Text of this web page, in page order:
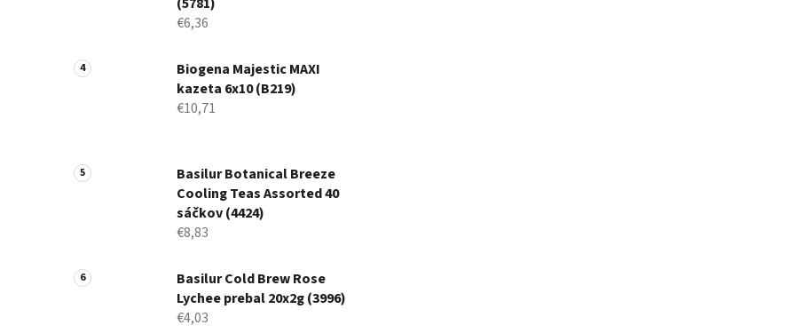
€6,36
Biogena Majestic MAXI
kazeta 6x10 (B219)
€10,71
Basilur Botanical Breeze
Cooling Teas Assorted 40
sáčkov (4424)
€8,83
Basilur Cold Brew Rose
Lychee prebal 20x2g (3996)
€4,03